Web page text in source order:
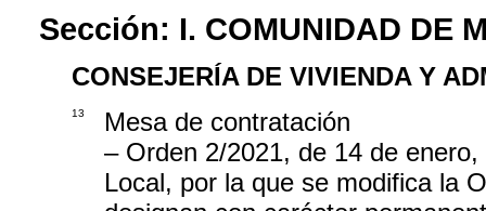
Sección: I. COMUNIDAD DE
CONSEJERÍA DE VIVIENDA Y
13
Mesa de contratación
– Orden 2/2021, de 14 de
Local, por la que se modifica la